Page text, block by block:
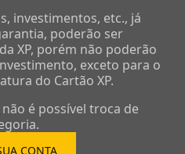
investimentos, etc., já
poderão ser
XP, porém não poderão
exceto para o
do Cartão XP.
é possível troca de
CONTA